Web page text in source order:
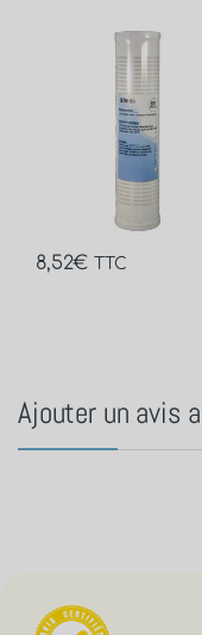
8,52€ TTC
Ajouter un avis